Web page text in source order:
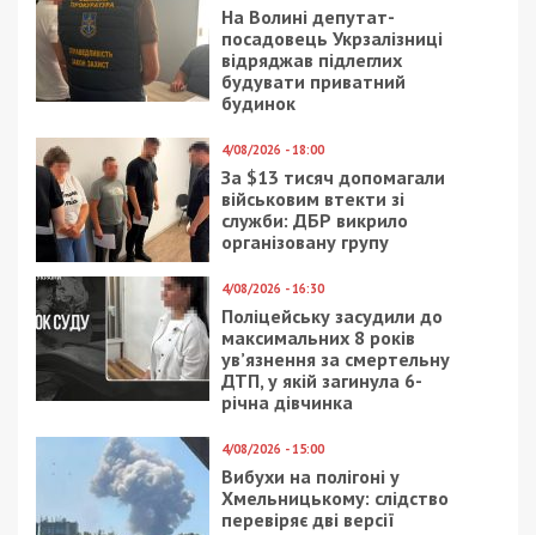
На Волині депутат-
посадовець Укрзалізниці
відряджав підлеглих
будувати приватний
будинок
4/08/2026 - 18:00
За $13 тисяч допомагали
військовим втекти зі
служби: ДБР викрило
організовану групу
4/08/2026 - 16:30
Поліцейську засудили до
максимальних 8 років
ув’язнення за смертельну
ДТП, у якій загинула 6-
річна дівчинка
4/08/2026 - 15:00
Вибухи на полігоні у
Хмельницькому: слідство
перевіряє дві версії